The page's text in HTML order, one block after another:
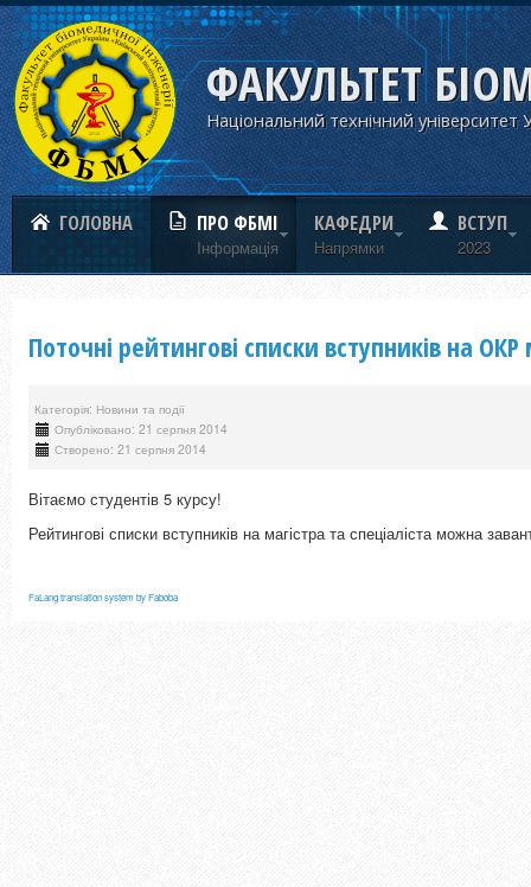
ФАКУЛЬТЕТ
Національний технічний університет
ГОЛОВНА ПРО ФБМІ
Iнформацiя
КАФЕДРИ
Напрямки
ВСТУП
2023
Поточні рейтингові списки вступників на ОКР
Категорія: Новини та події
Опубліковано: 21 серпня 2014
Створено: 21 серпня 2014
Вітаємо студентів 5 курсу!
Рейтингові списки вступників на магістра та спеціаліста можна
FaLang translation system by Faboba